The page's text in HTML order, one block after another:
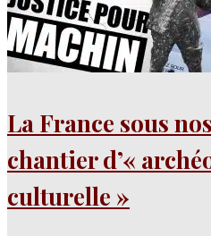
La France sous
chantier d’«
culturelle »